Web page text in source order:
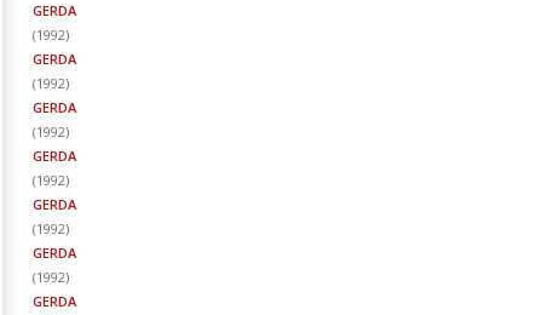
GERDA
(1992)
GERDA
(1992)
GERDA
(1992)
GERDA
(1992)
GERDA
(1992)
GERDA
(1992)
GERDA